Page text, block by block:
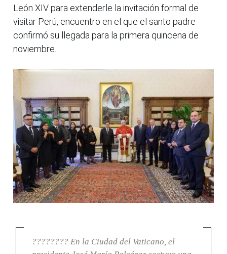
León XIV para extenderle la invitación formal de
visitar Perú, encuentro en el que el santo padre
confirmó su llegada para la primera quincena de
noviembre.
???????? En la Ciudad del Vaticano, el